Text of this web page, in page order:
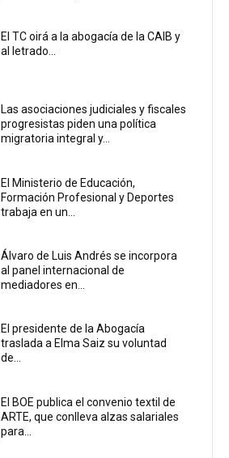
El TC oirá a la abogacía de la CAIB y
al letrado...
Las asociaciones judiciales y fiscales
progresistas piden una política
migratoria integral y...
El Ministerio de Educación,
Formación Profesional y Deportes
trabaja en un...
Álvaro de Luis Andrés se incorpora
al panel internacional de
mediadores en...
El presidente de la Abogacía
traslada a Elma Saiz su voluntad
de...
El BOE publica el convenio textil de
ARTE, que conlleva alzas salariales
para...